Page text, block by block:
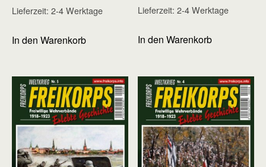
Lieferzeit: 2-4 Werktage
In den Warenkorb
Lieferzeit:2-4 Werktage
In den Warenkorb